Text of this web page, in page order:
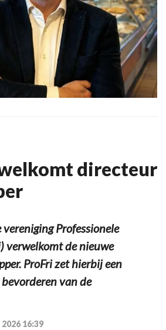
directeur
Professionele
verwelkomt de nieuwe
ProFri zet hierbij een
van de
16:39